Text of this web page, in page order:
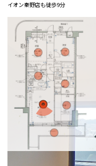
イオン秦野店も徒歩9分